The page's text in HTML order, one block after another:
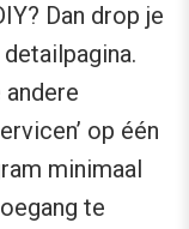
Dan drop je
op één
minimaal
te